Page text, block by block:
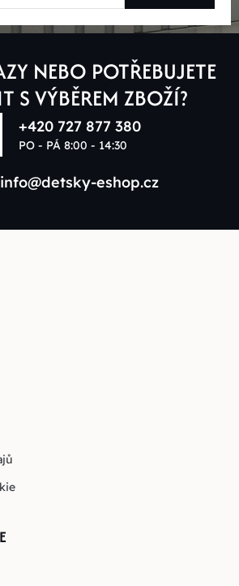
NEBO POTŘEBUJETE
S VÝBĚREM ZBOŽÍ?
+420 727 877 380
PO - PÁ 8:00 - 14:30
info@detsky-eshop.cz